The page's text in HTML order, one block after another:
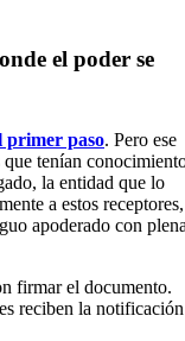
el poder se
primer paso. Pero ese
tenían
la entidad que lo
a estos receptores,
apoderado con
firmar el documento.
reciben la notificación